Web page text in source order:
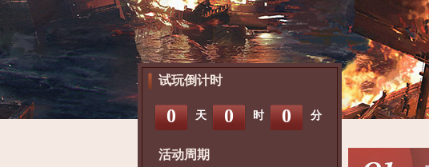
试玩倒计时
0 天 0 时 0 分
活动周期